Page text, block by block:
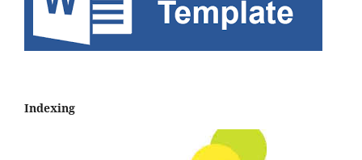
Indexing